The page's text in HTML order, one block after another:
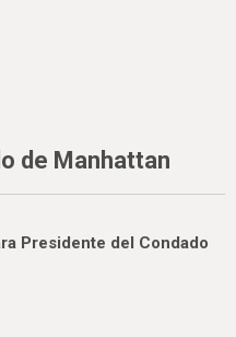
de Manhattan
Presidente del Condado